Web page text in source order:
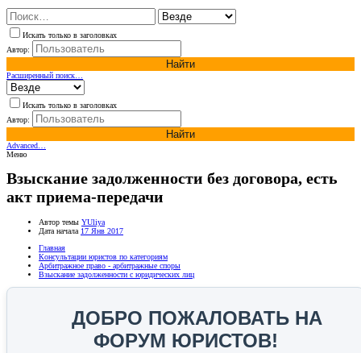
Искать только в заголовках
Автор:
Найти
Расширенный поиск…
Искать только в заголовках
Автор:
Найти
Advanced…
Меню
Взыскание задолженности без договора, есть
акт приема-передачи
Автор темы YUliya
Дата начала 17 Янв 2017
Главная
Консультации юристов по категориям
Арбитражное право - арбитражные споры
Взыскание задолженности с юридических лиц
ДОБРО ПОЖАЛОВАТЬ НА
ФОРУМ ЮРИСТОВ!